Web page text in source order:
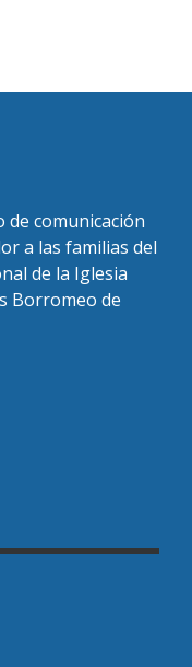
de comunicación
a las familias del
de la Iglesia
Borromeo de